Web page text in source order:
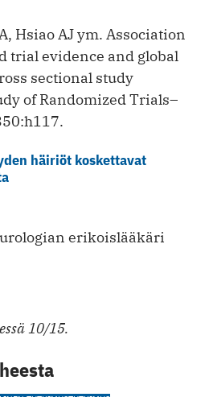
Hsiao AJ ym. Association
trial evidence and global
sectional study
of Randomized Trials–
häiriöt koskettavat
erikoislääkäri
10/15.